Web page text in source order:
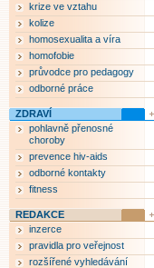
krize ve vztahu
kolize
homosexualita a víra
homofobie
průvodce pro pedagogy
odborné práce
ZDRAVÍ
pohlavně přenosné
choroby
prevence hiv-aids
odborné kontakty
fitness
REDAKCE
inzerce
pravidla pro veřejnost
rozšířené vyhledávání